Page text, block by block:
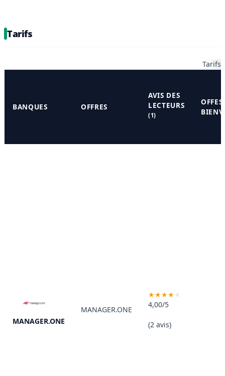
Tarifs
Tarifs
BANQUES OFFRES
AVIS DES
LECTEURS
(1)
MANAGER.ONE
MANAGER.ONE
4,00/5
(2 avis)